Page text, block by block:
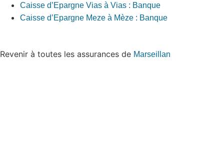
Caisse d’Epargne Vias à Vias : Banque
Caisse d’Epargne Meze à Mèze : Banque
Revenir à toutes les assurances de Marseillan